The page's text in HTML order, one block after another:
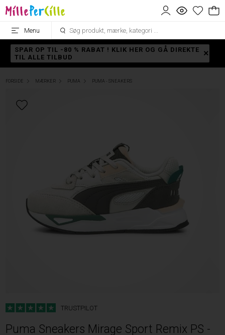
Menu
SPAR OP TIL -80 % RABAT ! KLIK HER OG GÅ DIREKTE
TIL ALLE TILBUD
FORSIDE MÆRKER PUMA PUMA - SNEAKERS
TRUSTPILOT
Puma Sneakers Mirage Sport Remix PS -